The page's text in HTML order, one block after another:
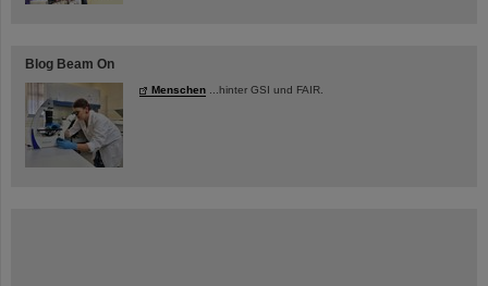
Blog Beam On
Menschen ...hinter GSI und FAIR.